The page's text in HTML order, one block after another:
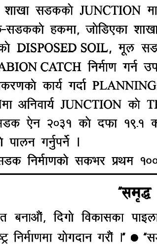
लागि मञ्चलाई चार बजाज पल्सर
। उत्कृष्ट पुरुष खेलाडी, उत्कृष्ट महिला
पुरस्कारस्वरुप प्राप्त
विजेतालाई जनही रु ५० हजारबाट
पुरुष, महिला, प्रशिक्षक र युवा खेलाडी